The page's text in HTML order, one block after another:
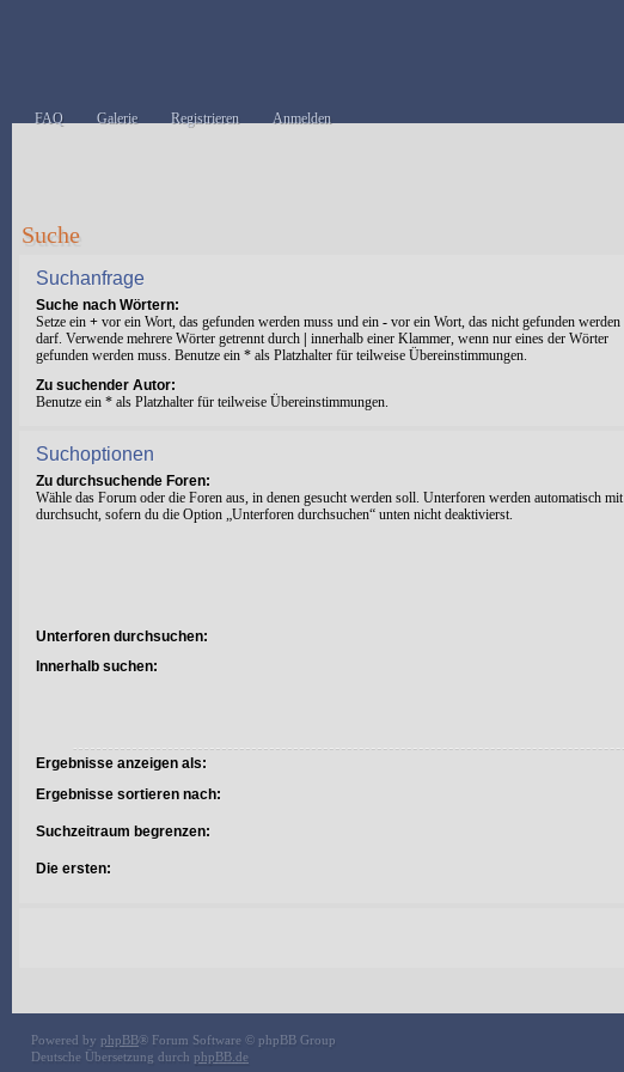
FAQ Galerie Registrieren Anmelden
Suche
Suchanfrage
Suche nach Wörtern:
Setze ein + vor ein Wort, das gefunden werden muss und ein - vor ein Wort, das nicht gefunden werden
darf. Verwende mehrere Wörter getrennt durch
innerhalb einer Klammer, wenn nur eines der Wörter
gefunden werden muss. Benutze ein * als Platzhalter für teilweise Übereinstimmungen.
Zu suchender Autor:
Benutze ein * als Platzhalter für teilweise Übereinstimmungen.
Suchoptionen
Zu durchsuchende Foren:
Wähle das Forum oder die Foren aus, in denen gesucht werden soll. Unterforen werden automatisch mit
durchsucht, sofern du die Option „Unterforen durchsuchen“ unten nicht deaktivierst.
Unterforen durchsuchen:
Innerhalb suchen:
Ergebnisse anzeigen als:
Ergebnisse sortieren nach:
Suchzeitraum begrenzen:
Die ersten:
Powered by phpBB® Forum Software © phpBB Group
Deutsche Übersetzung durch phpBB.de